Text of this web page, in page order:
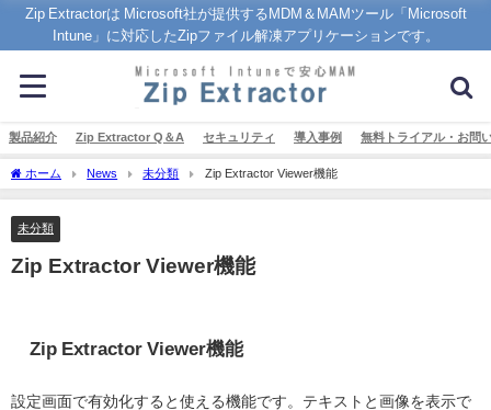
Zip Extractorは Microsoft社が提供するMDM＆MAMツール「Microsoft
Intune」に対応したZipファイル解凍アプリケーションです。
製品紹介 Zip Extractor Q＆A セキュリティ 導入事例 無料トライアル・お問
ホーム News 未分類 Zip Extractor Viewer機能
未分類
Zip Extractor Viewer機能
Zip Extractor Viewer機能
設定画面で有効化すると使える機能です。テキストと画像を表示で